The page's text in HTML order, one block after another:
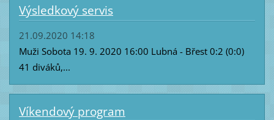
Výsledkový servis
21.09.2020 14:18
Muži Sobota 19. 9. 2020 16:00 Lubná - Břest 0:2 (0:0)
41 diváků,...
Víkendový program